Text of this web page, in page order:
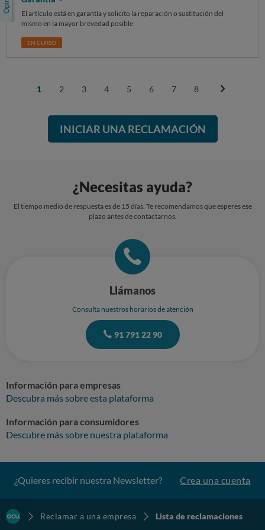
entiendo que la negativa de AliExpress carece de justificación suficiente
y supone un obstáculo desproporcionado para el ejercicio de mis
derechos como consumidora.
El artículo está en garantía y solicito la reparación o sustitución del
mismo en la mayor brevedad posible
EN CURSO
1 2 3 4 5 6 7 8
INICIAR UNA RECLAMACIÓN
¿Necesitas ayuda?
El tiempo medio de respuesta es de 15 días. Te recomendamos que esperes ese
plazo antes de contactarnos.
Llámanos
Consulta nuestros horarios de atención
91 791 22 90
Información para empresas
Descubra más sobre esta plataforma
Información para consumidores
Descubre más sobre nuestra plataforma
¿Quieres recibir nuestra Newsletter? Crea una cuenta
Reclamar a una empresa
Lista de reclamaciones